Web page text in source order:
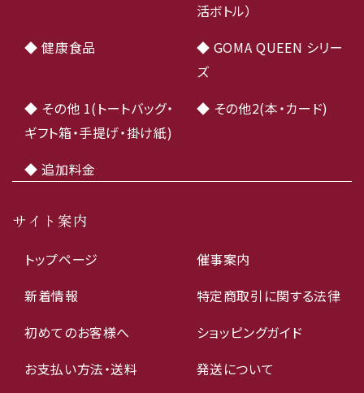
活ボトル）
◆ 健康食品
◆ GOMA QUEEN シリー
ズ
◆ その他 1(トートバッグ・
ギフト箱・手提げ・掛け紙)
◆ その他2(本・カード)
◆ 追加料金
サイト案内
トップページ
催事案内
新着情報
特定商取引に関する法律
初めてのお客様へ
ショッピングガイド
お支払い方法・送料
発送について